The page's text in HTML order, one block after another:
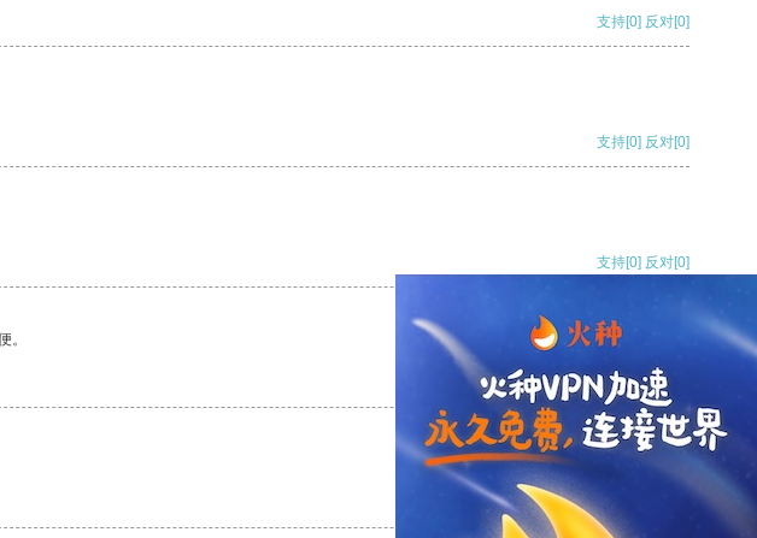
支持[0] 反对[0]
支持[0] 反对[0]
支持[0] 反对[0]
。
支持[0] 反对
支持